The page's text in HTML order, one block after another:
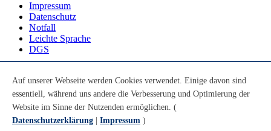
Impressum
Datenschutz
Notfall
Leichte Sprache
DGS
Youtube
Instagram
LinkedIn
Auf unserer Webseite werden Cookies verwendet. Einige davon sind
essentiell, während uns andere die Verbesserung und Optimierung der
Website im Sinne der Nutzenden ermöglichen. (
Datenschutzerklärung
Impressum )